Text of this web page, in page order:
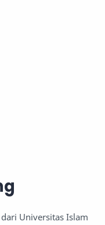
Universitas Islam